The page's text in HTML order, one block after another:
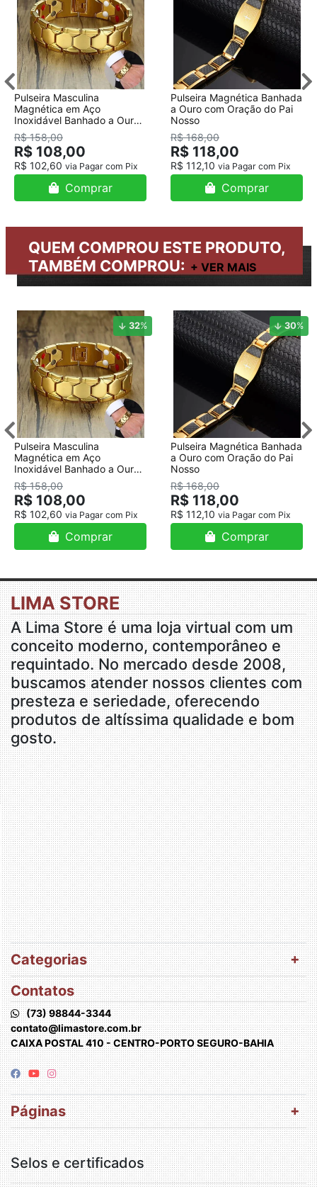
Pulseira Masculina
Magnética em Aço
Inoxidável Banhado a Ouro
18K
R$ 158,00
R$ 108,00
R$ 102,60 via Pagar com Pix
Comprar
Pulseira Magnética Banhada
a Ouro com Oração do Pai
Nosso
R$ 168,00
R$ 118,00
R$ 112,10 via Pagar com Pix
Comprar
QUEM COMPROU ESTE PRODUTO,
TAMBÉM COMPROU:
32%
Pulseira Masculina
Magnética em Aço
Inoxidável Banhado a Ouro
18K
R$ 158,00
R$ 108,00
R$ 102,60 via Pagar com Pix
Comprar
30%
Pulseira Magnética Banhada
a Ouro com Oração do Pai
Nosso
R$ 168,00
R$ 118,00
R$ 112,10 via Pagar com Pix
Comprar
LIMA STORE
A Lima Store é uma loja virtual com um
conceito moderno, contemporâneo e
requintado. No mercado desde 2008,
buscamos atender nossos clientes com
presteza e seriedade, oferecendo
produtos de altíssima qualidade e bom
gosto.
Categorias
Contatos
(73) 98844-3344
contato@limastore.com.br
CAIXA POSTAL 410 - CENTRO-PORTO SEGURO-BAHIA
Páginas
Selos e certificados